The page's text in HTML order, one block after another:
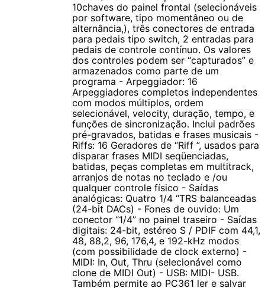
10chaves do painel frontal (selecionáveis
por software, tipo momentâneo ou de
alternância,), três conectores de entrada
para pedais tipo switch, 2 entradas para
pedais de controle contínuo. Os valores
dos controles podem ser “capturados” e
armazenados como parte de um
programa - Arpeggiador: 16
Arpeggiadores completos independentes
com modos múltiplos, ordem
selecionável, velocity, duração, tempo, e
funções de sincronização. Inclui padrões
pré-gravados, batidas e frases musicais -
Riffs: 16 Geradores de “Riff ”, usados para
disparar frases MIDI seqüenciadas,
batidas, peças completas em multitrack,
arranjos de notas no teclado e /ou
qualquer controle físico - Saídas
analógicas: Quatro 1/4 “TRS balanceadas
(24-bit DACs) - Fones de ouvido: Um
conector “1/4” no painel traseiro - Saídas
digitais: 24-bit, estéreo S / PDIF com 44,1,
48, 88,2, 96, 176,4, e 192-kHz modos
(com possibilidade de clock externo) -
MIDI: In, Out, Thru (selecionável como
clone de MIDI Out) - USB: MIDI- USB.
Também permite ao PC361 ler e salvar